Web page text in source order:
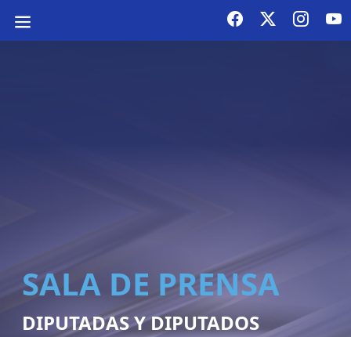
SALA DE PRENSA
DIPUTADAS Y DIPUTADOS